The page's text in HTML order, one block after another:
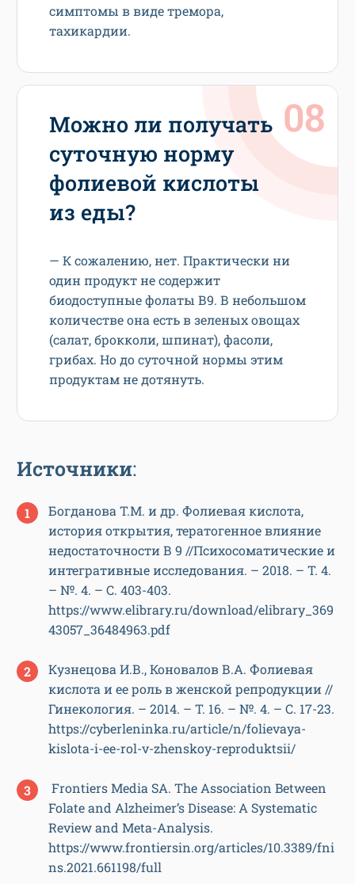
симптомы в виде тремора,
тахикардии.
Можно ли получать
суточную норму
фолиевой кислоты
из еды?
— К сожалению, нет. Практически ни
один продукт не содержит
биодоступные фолаты В9. В небольшом
количестве она есть в зеленых овощах
(салат, брокколи, шпинат), фасоли,
грибах. Но до суточной нормы этим
продуктам не дотянуть.
Источники:
Богданова Т.М. и др. Фолиевая кислота,
история открытия, тератогенное влияние
недостаточности В 9 //Психосоматические и
интегративные исследования. – 2018. – Т. 4.
– №. 4. – С. 403-403.
https://www.elibrary.ru/download/elibrary_369
43057_36484963.pdf
Кузнецова И.В., Коновалов В.А. Фолиевая
кислота и ее роль в женской репродукции //
Гинекология. – 2014. – Т. 16. – №. 4. – С. 17-23.
https://cyberleninka.ru/article/n/folievaya-
kislota-i-ee-rol-v-zhenskoy-reproduktsii/
Frontiers Media SA. The Association Between
Folate and Alzheimer’s Disease: A Systematic
Review and Meta-Analysis.
https://www.frontiersin.org/articles/10.3389/fni
ns.2021.661198/full